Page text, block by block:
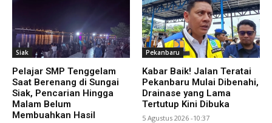
Siak
Pelajar SMP Tenggelam
Saat Berenang di Sungai
Siak, Pencarian Hingga
Malam Belum
Membuahkan Hasil
Pekanbaru
Kabar Baik! Jalan Teratai
Pekanbaru Mulai Dibenahi,
Drainase yang Lama
Tertutup Kini Dibuka
5 Agustus 2026 -10:37